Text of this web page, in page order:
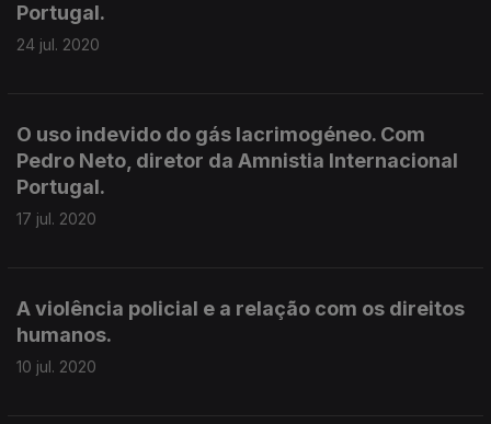
Portugal.
24 jul. 2020
O uso indevido do gás lacrimogéneo. Com
Pedro Neto, diretor da Amnistia Internacional
Portugal.
17 jul. 2020
A violência policial e a relação com os direitos
humanos.
10 jul. 2020